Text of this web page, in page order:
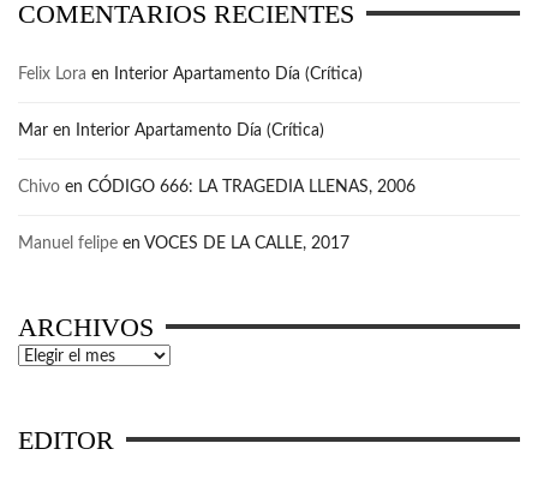
COMENTARIOS RECIENTES
Felix Lora en Interior Apartamento Día (Crítica)
Mar en Interior Apartamento Día (Crítica)
Chivo en CÓDIGO 666: LA TRAGEDIA LLENAS, 2006
Manuel felipe en VOCES DE LA CALLE, 2017
ARCHIVOS
Archivos
EDITOR